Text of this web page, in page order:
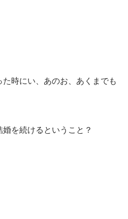
時にい、あのお、あくまでも
を続けるということ？